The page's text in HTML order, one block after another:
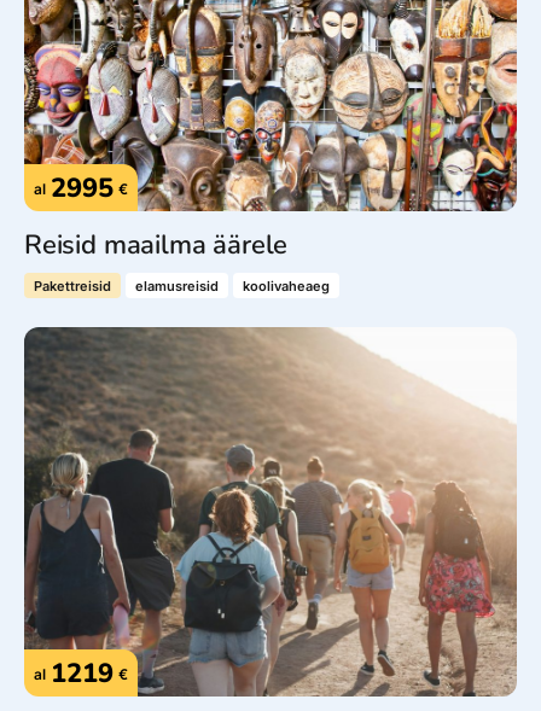
al 2995 €
Reisid maailma äärele
Pakettreisid elamusreisid koolivaheaeg
al 1219 €